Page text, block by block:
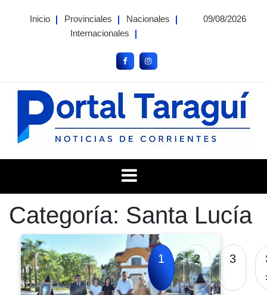
Inicio Provinciales
Nacionales
Internacionales
09/08/2026
Portal Taragui
Categoría: Santa Lucía
1 2 3